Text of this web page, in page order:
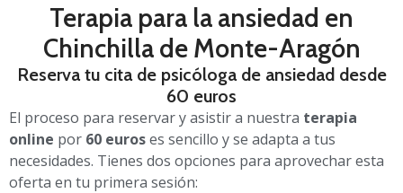
Terapia para la ansiedad en
Chinchilla de Monte-Aragón
Reserva tu cita de psicóloga de ansiedad desde
60 euros
El proceso para reservar y asistir a nuestra terapia
online por 60 euroses sencillo y se adapta a tus
necesidades. Tienes dos opciones para aprovechar esta
oferta en tu primera sesión: